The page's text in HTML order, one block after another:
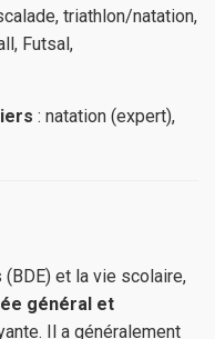
triathlon/natation,
Futsal,
: natation (expert),
et la vie scolaire,
général et
Il a généralement